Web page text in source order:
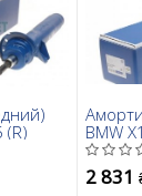
(R)
BMW
2 831